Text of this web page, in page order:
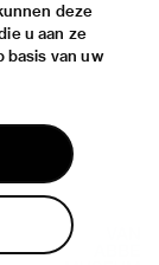
deze
u aan ze
van uw